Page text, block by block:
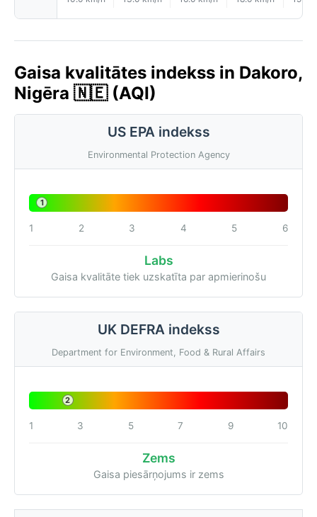
Gaisa kvalitātes indekss in Dakoro,
Nigēra 🇳🇪 (AQI)
US EPA indekss
Environmental Protection Agency
1
1 2 3 4 5 6
Labs
Gaisa kvalitāte tiek uzskatīta par apmierinošu
UK DEFRA indekss
Department for Environment, Food & Rural Affairs
2
1 3 5 7 9 10
Zems
Gaisa piesārņojums ir zems